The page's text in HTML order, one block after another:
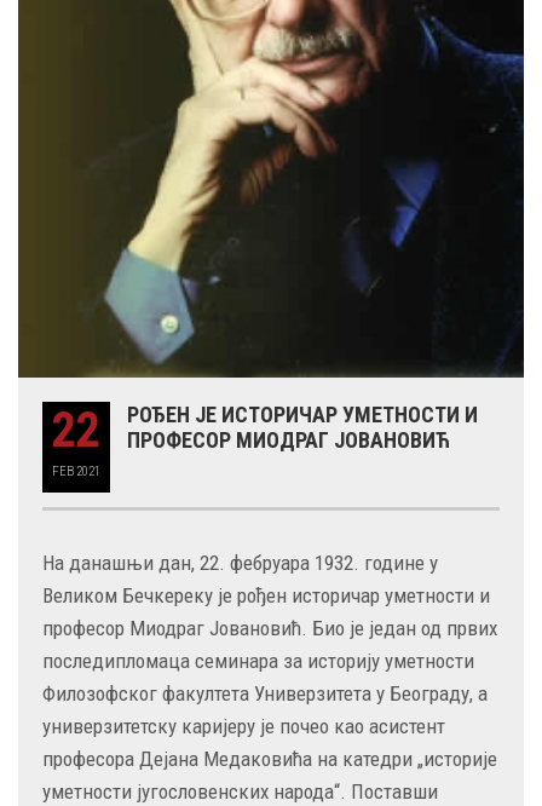
22
FEB 2021
РОЂЕН ЈЕ ИСТОРИЧАР УМЕТНОСТИ И
ПРОФЕСОР МИОДРАГ ЈОВАНОВИЋ
На данашњи дан, 22. фебруара 1932. године у
Великом Бечкереку је рођен историчар уметности и
професор Миодраг Јовановић. Био је један од првих
последипломаца семинара за историју уметности
Филозофског факултета Универзитета у Београду, а
универзитетску каријеру је почео као асистент
професора Дејана Медаковића на катедри „историје
уметности југословенских народа“. Поставши